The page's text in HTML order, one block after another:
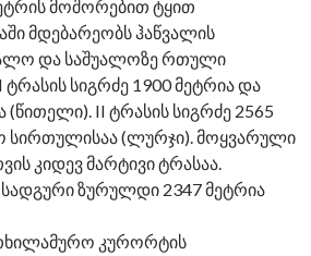
მოშორებით ტყით
მდებარეობს ჰაწვალის
და საშუალოზე რთული
სიგრძე 1900 მეტრია და
II ტრასის სიგრძე 2565
სირთულისაა (ლურჯი). მოყვარული
კიდევ მარტივი ტრასაა.
სადგური ზურულდი 2347 მეტრია
კურორტის